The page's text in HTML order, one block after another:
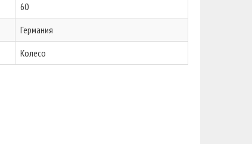
60
Германия
Колесо